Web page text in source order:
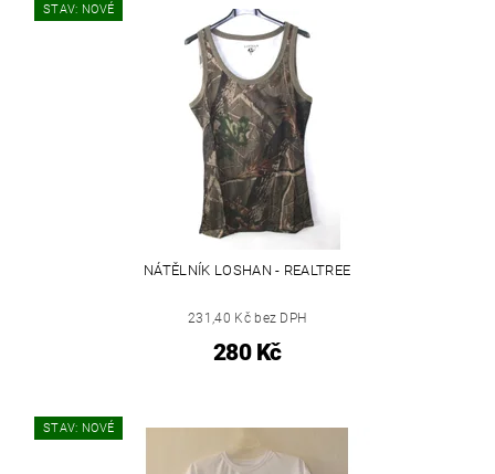
STAV: NOVÉ
NÁTĚLNÍK LOSHAN - REALTREE
231,40 Kč bez DPH
280 Kč
STAV: NOVÉ